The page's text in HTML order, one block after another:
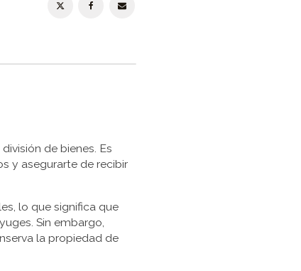
de bienes. Es
y asegurarte de recibir
lo que significa que
Sin embargo,
la propiedad de